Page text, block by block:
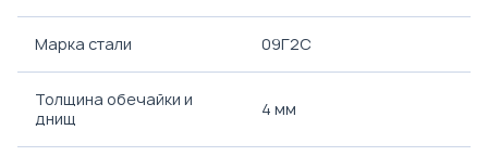
Марка стали 09Г2С
Толщина обечайки и
днищ
4 мм